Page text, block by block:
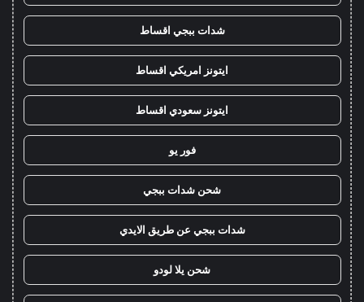
شدات ببجي اقساط
ايتونز امريكي اقساط
ايتونز سعودي اقساط
فور يو
شحن شدات ببجي
شدات ببجي عن طريق الايدي
شحن يلا لودو